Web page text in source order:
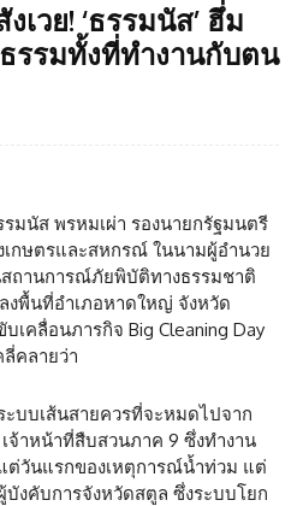
เวย! ‘ธรรมนัส’ ฮึ่ม
รรมทั้งที่ทำงานกับตน
มนัส พรหมเผ่า รองนายกรัฐมนตรี
เกษตรและสหกรณ์ ในนามผู้อำนวย
ถานการณ์ภัยพิบัติทางธรรมชาติ
พื้นที่อำเภอหาดใหญ่ จังหวัด
เคลื่อนภารกิจ Big Cleaning Day
คลายว่า
ะบบเส้นสายควรที่จะหมดไปจาก
จ้าหน้าที่สืบสวนภาค 9 ซึ่งทำงาน
วันแรกของเหตุการณ์น้ำท่วม แต่
บังคับการจังหวัดสตูล ซึ่งระบบโยก